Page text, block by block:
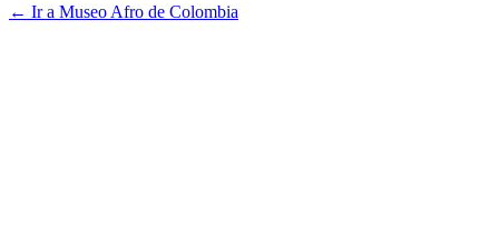
← Ir a Museo Afro de Colombia